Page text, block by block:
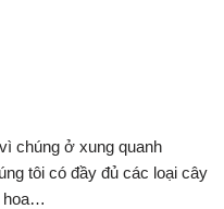
chúng ở xung quanh
tôi có đầy đủ các loại cây
hoa…